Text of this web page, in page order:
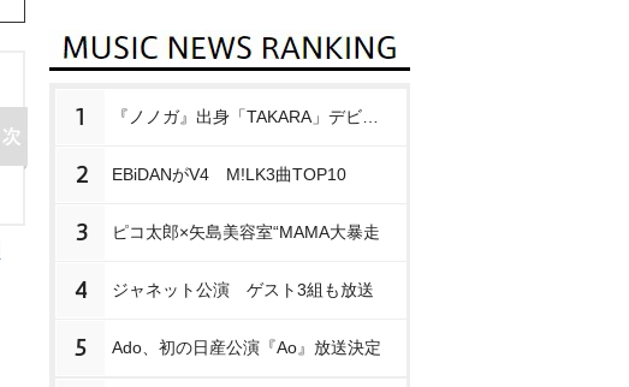
1
2 EBiDANがV4 M!LK3曲TOP10
3 ピコ太郎×矢島美容室“MAMA大暴走
4 ジャネット公演 ゲスト3組も放送
5 Ado、初の日産公演『Ao』放送決定